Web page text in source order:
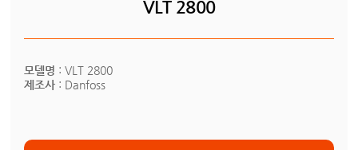
VLT 2800
모델명 : VLT 2800
제조사 : Danfoss